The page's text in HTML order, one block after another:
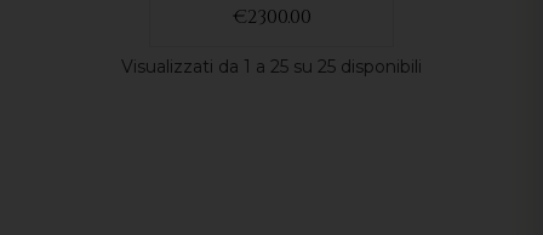
€2300.00
Visualizzati da 1 a 25 su 25 disponibili